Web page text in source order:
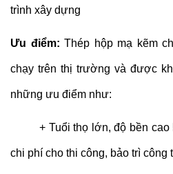
trình xây dựng
Ưu điểm: Thép hộp mạ kẽm
chạy trên thị trường và được
những ưu điểm như:
+ Tuổi thọ lớn, độ bền cao
chi phí cho thi công, bảo trì công